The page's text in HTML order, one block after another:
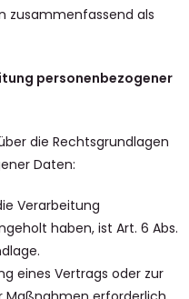
zusammenfassend als
personenbezogener
die Rechtsgrundlagen
Daten:
Verarbeitung
haben, ist Art. 6 Abs.
eines Vertrags oder zur